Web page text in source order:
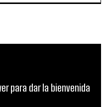
para dar la bienvenida